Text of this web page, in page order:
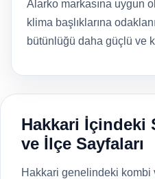
Alarko markasına uygun
klima başlıklarına
bütünlüğü daha güçlü ve
Hakkari İçindeki
ve İlçe Sayfaları
Hakkari genelindeki